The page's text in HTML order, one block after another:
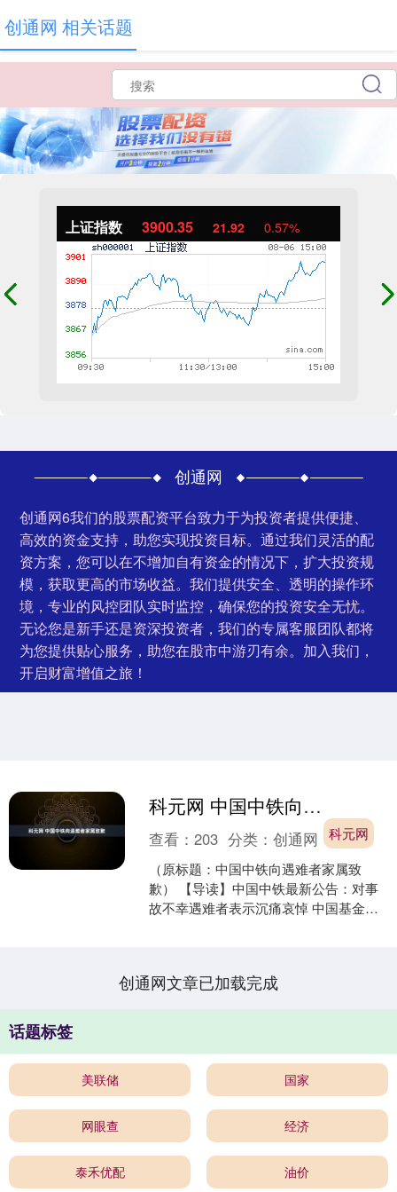
上证指数 3900.35 21.92 0.57%
创通网
创通网6我们的股票配资平台致力于为投资者提供便捷、
高效的资金支持，助您实现投资目标。通过我们灵活的配
资方案，您可以在不增加自有资金的情况下，扩大投资规
模，获取更高的市场收益。我们提供安全、透明的操作环
境，专业的风控团队实时监控，确保您的投资安全无忧。
无论您是新手还是资深投资者，我们的专属客服团队都将
为您提供贴心服务，助您在股市中游刃有余。加入我们，
开启财富增值之旅！
创通网 相关话题
科元网 中国中铁向遇难者家属致歉
科元网
查看：203 分类：创通网
（原标题：中国中铁向遇难者家属致
歉） 【导读】中国中铁最新公告：对事
故不幸遇难者表示沉痛哀悼 中国基金报
创通网文章已加载完成
话题标签
美联储 国家
网眼查 经济
泰禾优配 油价